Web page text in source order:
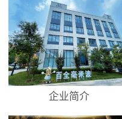
企业简介